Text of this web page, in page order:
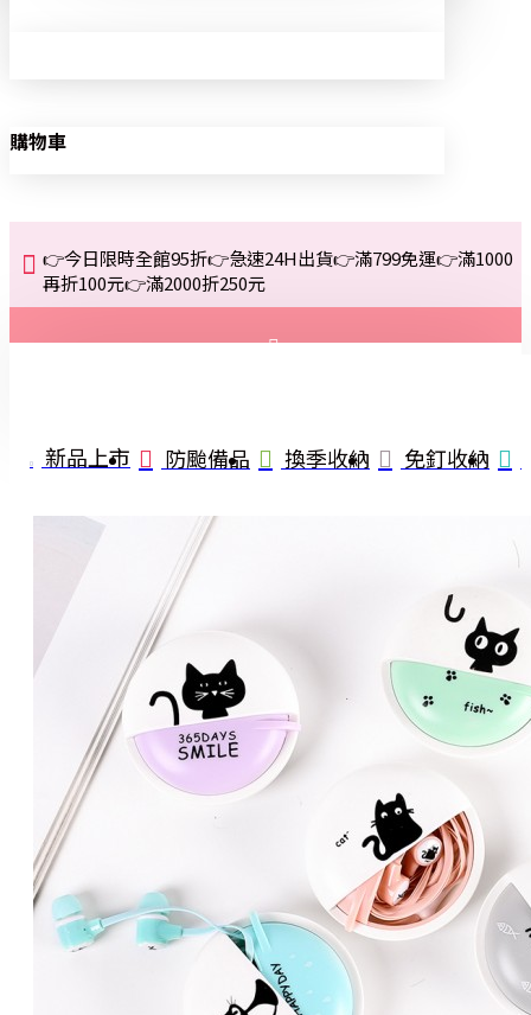
購物車
👉今日限時全館95折👉急速24H出貨👉滿799免運👉滿1000
再折100元👉滿2000折250元
註冊
新品上市 防颱備品 換季收納 免釘收納